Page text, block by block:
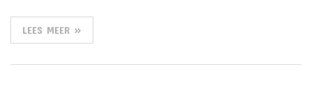
LEES MEER »